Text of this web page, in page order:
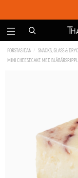
FÖRSTASIDAN SNACKS, GLASS &
MINI CHEESECAKE MED